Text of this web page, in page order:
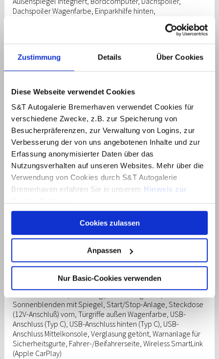
Zustimmung Details Über Cookies
Diese Webseite verwendet Cookies
S&T Autogalerie Bremerhaven verwendet Cookies für
verschiedene Zwecke, z.B. zur Speicherung von
Besucherpräferenzen, zur Verwaltung von Logins, zur
Verbesserung der von uns angebotenen Inhalte und zur
Erfassung anonymisierter Daten über das
Nutzungsverhalten auf unseren Websites. Mehr über die
Verwendung von Cookies durch S&T Autogalerie
Bremerhaven erfahren Sie in unserem Hinweis zur
Über dieses Banner können Sie auswählen, welche
Cookies von dieser Website Sie akzeptieren möchten.
Bitte beachten Sie, dass die Deaktivierung von Cookies
dazu führen kann, dass einige Inhalte der Website anders
Computer oder Gerät ermöglicht es Ihnen
Cookies automatisch abzulehnen. Mehr Informationen
erhalten Sie in unsererDatenschutzerklärung.
Cookies zulassen
Anpassen
Nur Basic-Cookies verwenden
Dachspoiler Wagenfarbe, Einparkhilfe hinten,
Stabilitätskontrolle (ESC) mit Bremsassistent, Fahrassistenz-
Fahrassistenz-System: Autonome Notbremsfunktion inkl.
Frontkollisionswarnung (FCA), Fahrassistenz-System:
(Drive Mode), Fahrassistenz-System: Fernlichtassistent,
System: Multikollisionsbremse (Multi Collision Brake),
Fahrassistenz-System: Sicherheitssystem mit automatischem
Notruf (ERA GLONASS / eCall), Fahrassistenz-System:
Verkehrszeichenerkennung, erweitert (Geschwindigkeits-
Regel-/Begrenzeranlage), Fahrer-Informations-System
(Display 4,2 Zoll), Fensterheber elektrisch hinten,
Freisprecheinrichtung Bluetooth,
Gepäck-/Laderaumleuchte, Gepäckraumabdeckung /
Rollo, Gurtstraffer, Heckscheibe heizbar, Karosserie: 5-türig,
Kühlergrill schwarz (glanzlackiert), Lenkrad (4-Speichen),
längsverstellbar, Modellpflege, Motor 1,0 Ltr. – 74 kW TGDI
KAT, Otto-Partikelfilter (OPF), Radioempfang digital (DAB+),
Reifen-Reparaturkit, Reifendruck-Kontrollsystem,
Rückfahrkamera, Rücksitzlehne geteilt/klappbar,
Schadstoffarm nach Abgasnorm Euro 6e, Seitenairbag vorn,
Service-System: Remote Services (Blue Link),
Sonnenblenden mit Spiegel, Start/Stop-Anlage, Steckdose
(12V-Anschluß) vorn, Türgriffe außen Wagenfarbe, USB-
Anschluss (Typ C), USB-Anschluss hinten (Typ C), USB-
Anschluss Mittelkonsole, Verglasung getönt, Warnanlage für
Sicherheitsgurte, Fahrer-/Beifahrerseite, Wireless SmartLink
(Apple CarPlay)